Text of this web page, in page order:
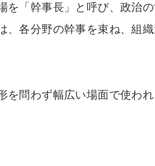
を「幹事長」と呼び、政治
、各分野の幹事を束ね、組
を問わず幅広い場面で使われ